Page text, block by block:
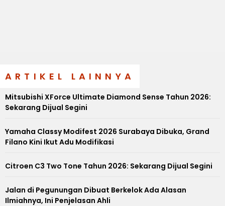
ARTIKEL LAINNYA
Mitsubishi XForce Ultimate Diamond Sense Tahun 2026:
Sekarang Dijual Segini
Yamaha Classy Modifest 2026 Surabaya Dibuka, Grand
Filano Kini Ikut Adu Modifikasi
Citroen C3 Two Tone Tahun 2026: Sekarang Dijual Segini
Jalan di Pegunungan Dibuat Berkelok Ada Alasan
Ilmiahnya, Ini Penjelasan Ahli